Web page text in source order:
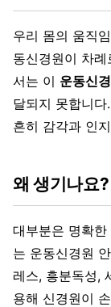
우리 몸의 움직
동신경원이 차
서는 이 운동신
달되지 못합니
흔히 감각과 인
왜 생기나요
대부분은 명확
는 운동신경원
레스, 흥분독성,
용해 신경원이